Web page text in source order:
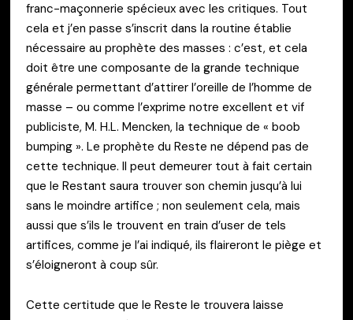
franc-maçonnerie spécieux avec les critiques. Tout
cela et j’en passe s’inscrit dans la routine établie
nécessaire au prophète des masses : c’est, et cela
doit être une composante de la grande technique
générale permettant d’attirer l’oreille de l’homme de
masse – ou comme l’exprime notre excellent et vif
publiciste, M. H.L. Mencken, la technique de « boob
bumping ». Le prophète du Reste ne dépend pas de
cette technique. Il peut demeurer tout à fait certain
que le Restant saura trouver son chemin jusqu’à lui
sans le moindre artifice ; non seulement cela, mais
aussi que s’ils le trouvent en train d’user de tels
artifices, comme je l’ai indiqué, ils flaireront le piège et
s’éloigneront à coup sûr.
Cette certitude que le Reste le trouvera laisse